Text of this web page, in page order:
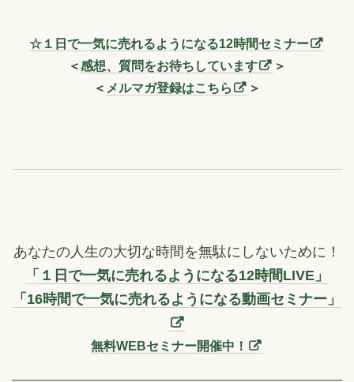
☆１日で一気に売れるようになる12時間セミナー
＜感想、質問をお待ちしています
＞
＜ メルマガ登録はこちら ＞
あなたの人生の大切な時間を無駄にしないために！
「１日で一気に売れるようになる12時間LIVE」
「16時間で一気に売れるようになる動画セミナー」
無料WEBセミナー開催中！